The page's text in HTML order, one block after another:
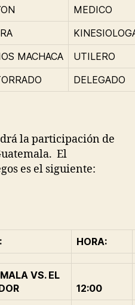
MEDICO
MACHACA
UTILERO
DELEGADO
la participación de
El
es el siguiente:
HORA:
VS. EL
12:00